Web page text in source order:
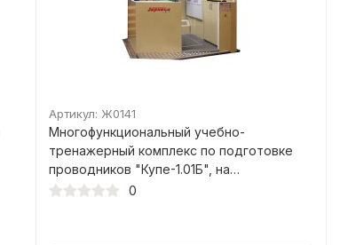
Артикул: Ж0141
Многофункциональный учебно-
тренажерный комплекс по подготовке
проводников "Купе-1.01Б", на
динамической платформе с
0